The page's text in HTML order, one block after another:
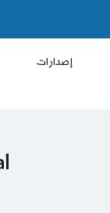
إصدارات